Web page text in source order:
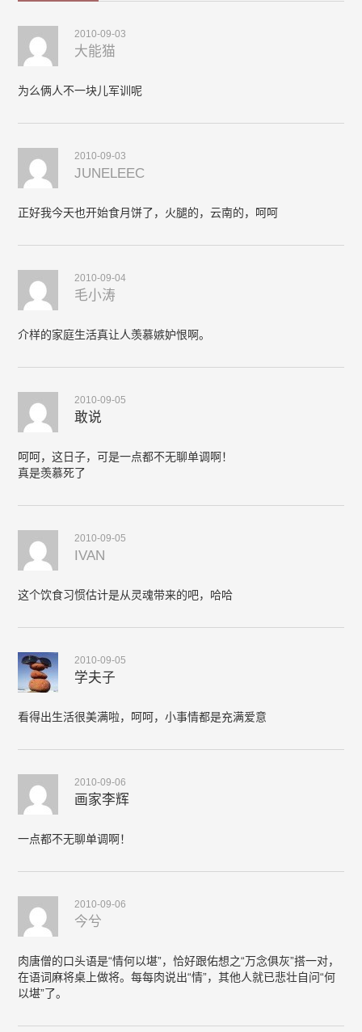
2010-09-03
大能猫
为么俩人不一块儿军训呢
2010-09-03
JUNELEEC
正好我今天也开始食月饼了，火腿的，云南的，呵呵
2010-09-04
毛小涛
介样的家庭生活真让人羡慕嫉妒恨啊。
2010-09-05
敢说
呵呵，这日子，可是一点都不无聊单调啊！
真是羡慕死了
2010-09-05
IVAN
这个饮食习惯估计是从灵魂带来的吧，哈哈
2010-09-05
学夫子
看得出生活很美满啦，呵呵，小事情都是充满爱意
2010-09-06
画家李辉
一点都不无聊单调啊！
2010-09-06
今兮
肉唐僧的口头语是“情何以堪”，恰好跟佑想之“万念俱灰”搭一对，
在语词麻将桌上做将。每每肉说出“情”，其他人就已悲壮自问“何
以堪”了。